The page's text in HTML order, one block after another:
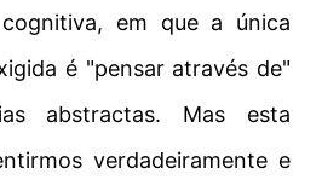
em que a única
é "pensar através de"
abstractas. Mas esta
verdadeiramente e